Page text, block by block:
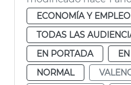
ECONOMÍA Y EMPLEO
TODAS LAS
EN PORTADA
NORMAL